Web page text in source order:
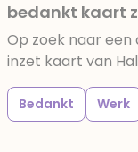
bedankt kaart
Op zoek naar
inzet kaart van
Bedankt Werk